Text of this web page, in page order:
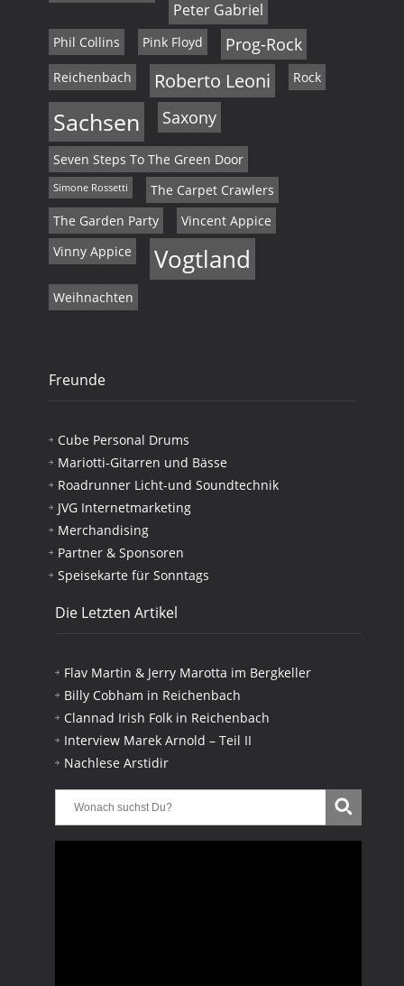
Peter Gabriel
Phil Collins Pink Floyd Prog-Rock
Reichenbach Roberto Leoni Rock
Sachsen Saxony
Seven Steps To The Green Door
Simone Rossetti
The Carpet Crawlers
The Garden Party
Vincent Appice
Vinny Appice
Vogtland
Weihnachten
Freunde
Cube Personal Drums
Mariotti-Gitarren und Bässe
Roadrunner Licht-und Soundtechnik
JVG Internetmarketing
Merchandising
Partner & Sponsoren
Speisekarte für Sonntags
Die Letzten Artikel
Flav Martin & Jerry Marotta im Bergkeller
Billy Cobham in Reichenbach
Clannad Irish Folk in Reichenbach
Interview Marek Arnold – Teil II
Nachlese Arstidir